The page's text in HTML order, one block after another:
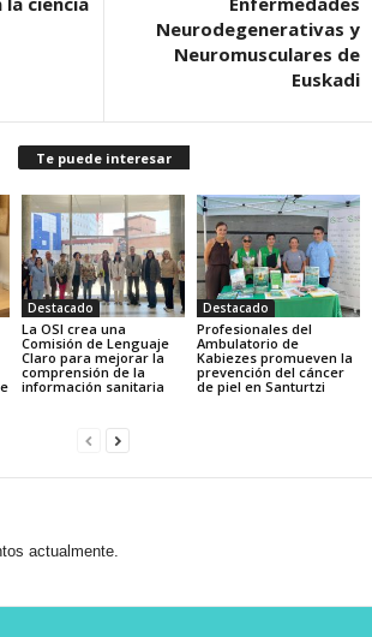
Neurodegenerativas y
Neuromusculares de
Euskadi
Te puede interesar
Destacado
La OSI crea una
Comisión de Lenguaje
Claro para mejorar la
comprensión de la
información sanitaria
Destacado
Profesionales del
Ambulatorio de
Kabiezes promueven la
prevención del cáncer
de piel en Santurtzi
actualmente.